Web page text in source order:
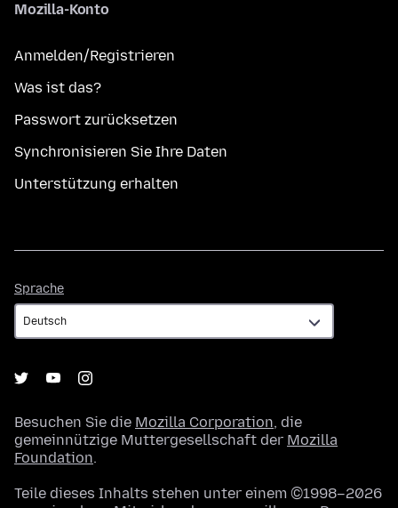
Mozilla-Konto
Anmelden/Registrieren
Was ist das?
Passwort zurücksetzen
Synchronisieren Sie Ihre Daten
Unterstützung erhalten
Sprache
Besuchen Sie die Mozilla Corporation, die
gemeinnützige Muttergesellschaft der Mozilla
Foundation.
Teile dieses Inhalts stehen unter einem ©1998–2026